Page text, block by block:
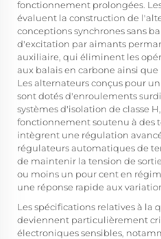
fonctionnement prolongées.
évaluent la construction de
conceptions synchrones sans
d'excitation par aimants
auxiliaire, qui éliminent les
aux balais en carbone ainsi
Les alternateurs conçus pour
sont dotés d'enroulements
systèmes d'isolation de classe
fonctionnement soutenu à des
intègrent une régulation
régulateurs automatiques de
de maintenir la tension de
ou moins un pour cent en
une réponse rapide aux
Les spécifications relatives à
deviennent particulièrement
électroniques sensibles,